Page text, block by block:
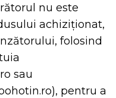
nu este
achiziționat,
folosind
sau
pentru a